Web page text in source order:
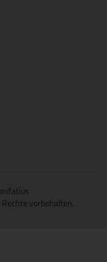
vorbehalten.